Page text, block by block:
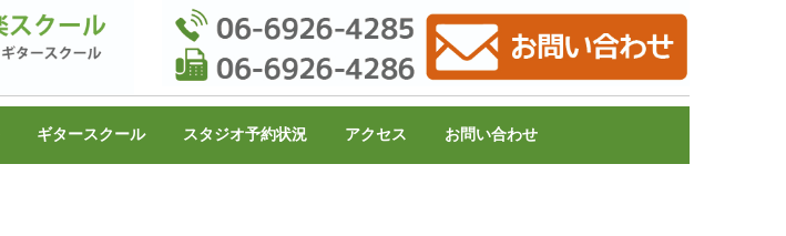
ギタースクール スタジオ予約状況 アクセス お問い合わせ